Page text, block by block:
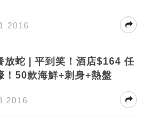
2016
放蛇 | 平到笑！酒店$164 任
！50款海鮮+刺身+熱盤
2016